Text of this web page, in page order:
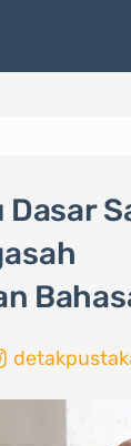
Dasar